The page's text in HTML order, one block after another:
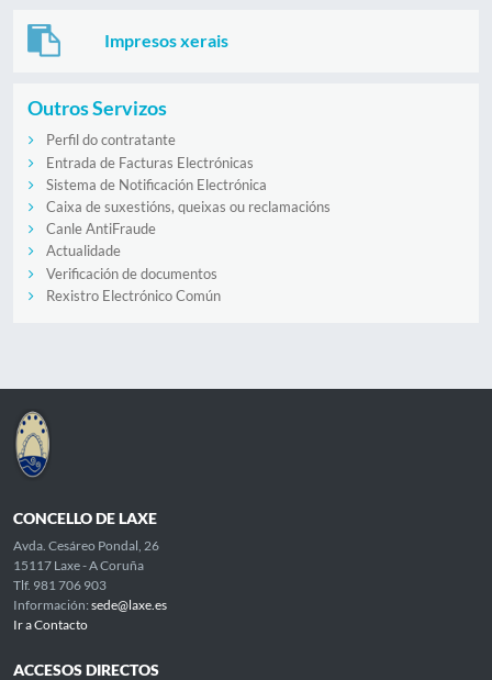
Impresos xerais
Outros Servizos
Perfil do contratante
Entrada de Facturas Electrónicas
Sistema de Notificación Electrónica
Caixa de suxestións, queixas ou reclamacións
Canle AntiFraude
Actualidade
Verificación de documentos
Rexistro Electrónico Común
CONCELLO DE LAXE
Avda. Cesáreo Pondal, 26
15117 Laxe - A Coruña
Tlf. 981 706 903
Información: sede@laxe.es
Ir a Contacto
ACCESOS DIRECTOS